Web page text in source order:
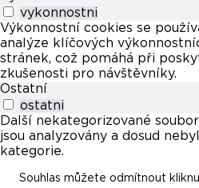
vykonnostni
Výkonnostní cookies se
analýze klíčových
stránek, což pomáhá při
zkušenosti pro návštěvníky.
Ostatní
ostatni
Další nekategorizované
jsou analyzovány a dosud
kategorie.
Souhlas můžete odmítnout